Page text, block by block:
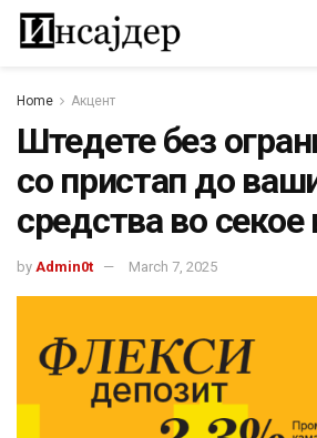
Home Акцент
Штедете без
со пристап до
средства во
by Admin0t March 7, 2025